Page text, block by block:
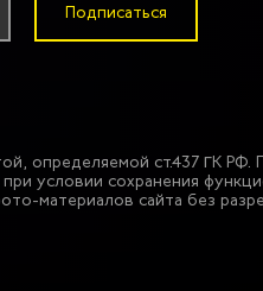
Подписаться
определяемой ст.437 ГК РФ.
условии сохранения
материалов сайта без